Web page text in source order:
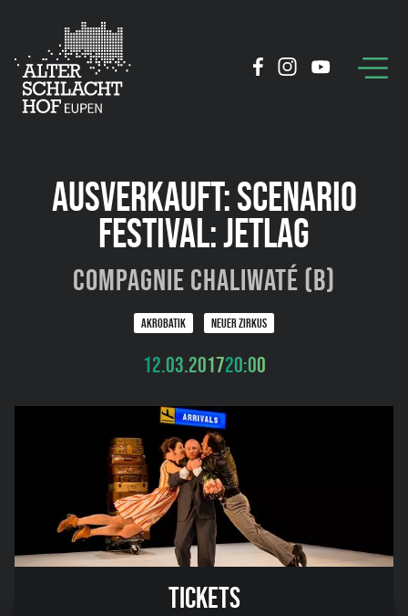
AUSVERKAUFT: SCENARIO
FESTIVAL: JETLAG
Compagnie Chaliwaté (B)
AKROBATIK NEUER ZIRKUS
12.03.201720:00
Tickets